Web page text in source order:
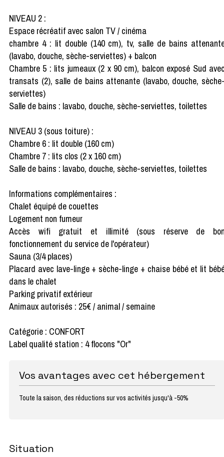
NIVEAU 2 :
Espace récréatif avec salon TV / cinéma
chambre 4 : lit double (140 cm), tv, salle de bains
(lavabo, douche, sèche-serviettes) + balcon
Chambre 5 : lits jumeaux (2 x 90 cm), balcon exposé Sud
transats (2), salle de bains attenante (lavabo, douche,
serviettes)
Salle de bains : lavabo, douche, sèche-serviettes, toilettes
NIVEAU 3 (sous toiture) :
Chambre 6 : lit double (160 cm)
Chambre 7 : lits clos (2 x 160 cm)
Salle de bains : lavabo, douche, sèche-serviettes, toilettes
Informations complémentaires :
Chalet équipé de couettes
Logement non fumeur
Accès wifi gratuit et illimité (sous réserve de
fonctionnement du service de l'opérateur)
Sauna (3/4 places)
Placard avec lave-linge + sèche-linge + chaise bébé et lit
dans le chalet
Parking privatif extérieur
Animaux autorisés : 25€ / animal / semaine
Catégorie : CONFORT
Label qualité station : 4 flocons "Or"
Vos avantages avec cet hébergement
Toute la saison, des réductions sur vos activités jusqu'à -50%
Situation